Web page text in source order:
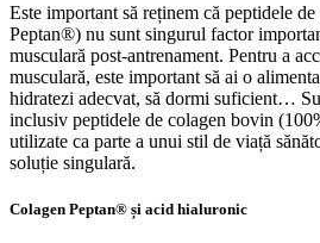
Este important să reținem că peptidele
Peptan®) nu sunt singurul factor
musculară post-antrenament. Pentru a
musculară, este important să ai o
hidratezi adecvat, să dormi suficient…
inclusiv peptidele de colagen bovin
utilizate ca parte a unui stil de viață
soluție singulară.
Colagen Peptan® și acid hialuronic